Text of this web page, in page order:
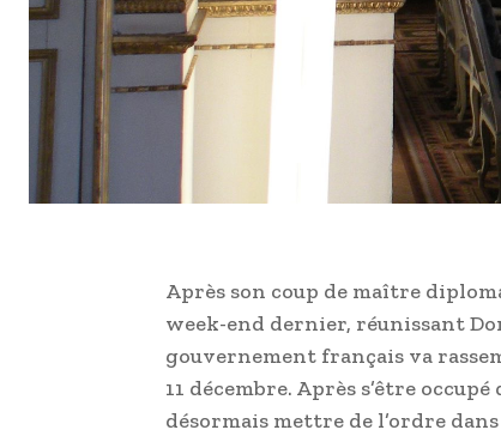
Après son coup de maître
week-end dernier, réunissant
gouvernement français va
11 décembre. Après s’être
désormais mettre de l’ordre